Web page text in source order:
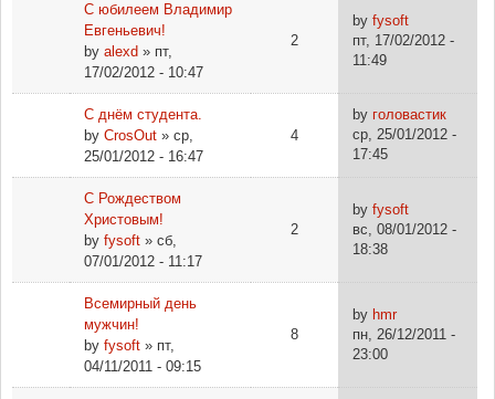
С юбилеем Владимир
Евгеньевич!
by alexd » пт,
17/02/2012 - 10:47
2
by fysoft
пт, 17/02/2012 -
11:49
С днём студента.
by CrosOut » ср,
25/01/2012 - 16:47
4
by головастик
ср, 25/01/2012 -
17:45
С Рождеством
Христовым!
by fysoft » сб,
07/01/2012 - 11:17
2
by fysoft
вс, 08/01/2012 -
18:38
Всемирный день
мужчин!
by fysoft » пт,
04/11/2011 - 09:15
8
by hmr
пн, 26/12/2011 -
23:00